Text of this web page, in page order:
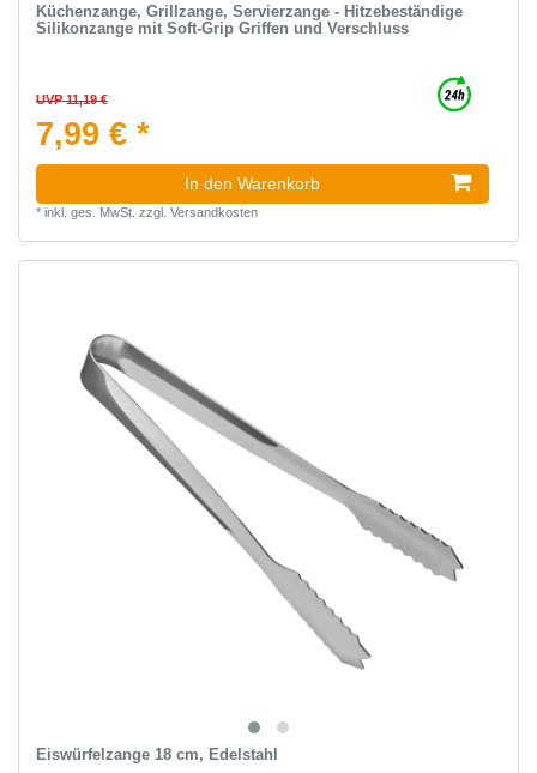
Küchenzange, Grillzange, Servierzange - Hitzebeständige
Silikonzange mit Soft-Grip Griffen und Verschluss
UVP 11,19 €
7,99 € *
In den Warenkorb
* inkl. ges. MwSt. zzgl. Versandkosten
Eiswürfelzange 18 cm, Edelstahl